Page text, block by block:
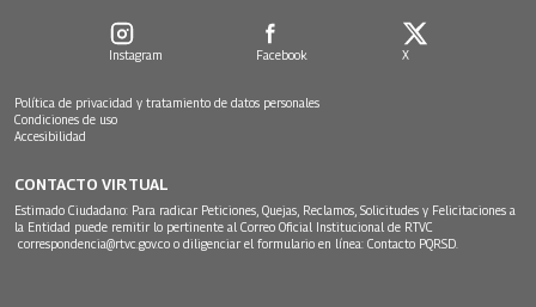
Instagram Facebook X
Política de privacidad y tratamiento de datos personales
Condiciones de uso
Accesibilidad
CONTACTO VIRTUAL
Estimado Ciudadano: Para radicar Peticiones, Quejas, Reclamos, Solicitudes y Felicitaciones a
la Entidad puede remitir lo pertinente al Correo Oficial Institucional de RTVC
correspondencia@rtvc.gov.co o diligenciar el formulario en línea: Contacto PQRSD.